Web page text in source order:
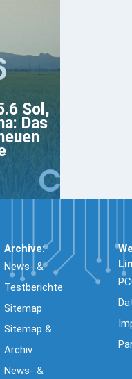
Sol,
Das
Archive:
News- &
Testberichte
Sitemap
Sitemap &
Archiv
News- &